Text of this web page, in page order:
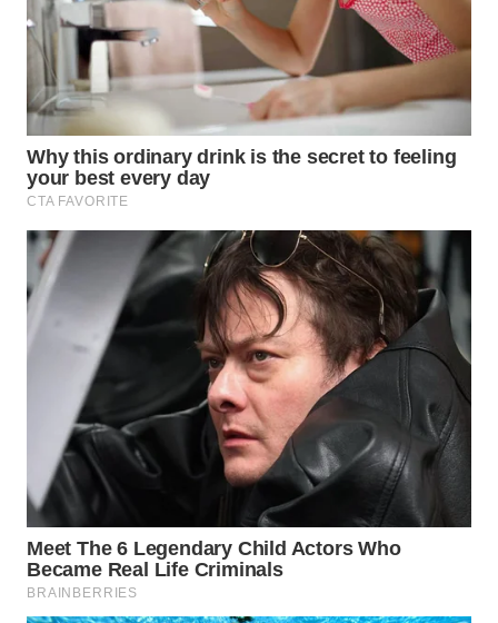
NIAS
WN
LANGKAT
WN
TAPANULI
SELATAN
WN
TANJUNG
LESUNG
WN
SIMALUNGUN
WN
LABUHANBATU
WN